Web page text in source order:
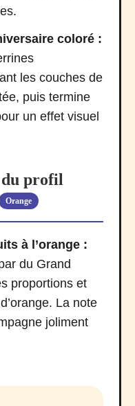
coloré :
les couches de
puis termine
un effet visuel
profil
Orange
à l’orange :
du Grand
proportions et
La note
joliment